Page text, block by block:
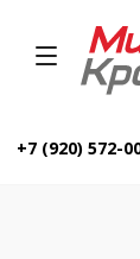
+7 (920) 572-